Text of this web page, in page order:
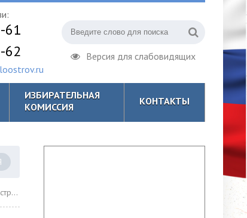
Версия для слабовидящих
61
62
ИЗБИРАТЕЛЬНАЯ
КОМИССИЯ
КОНТАКТЫ